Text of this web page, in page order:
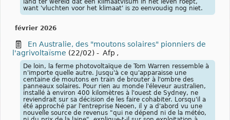
want 'vluchten voor het klimaat' is zo eenvoudig nog niet.
février 2026
En Australie, des "moutons solaires" pionniers de
l'agrivoltaïsme (22/02) - Afp ,
De loin, la ferme photovoltaïque de Tom Warren ressemble à
n'importe quelle autre. Jusqu'à ce qu'apparaisse une
centaine de moutons en train de brouter à l'ombre des
panneaux solaires. Pour rien au monde l'éleveur australien,
installé à environ 400 kilomètres à l'ouest de Sydney, ne
reviendrait sur sa décision de les faire cohabiter. Lorsqu'il a
été approché par l'entreprise Neoen, il y a d'abord vu une
nouvelle source de revenus "qui ne dépend ni de la météo,